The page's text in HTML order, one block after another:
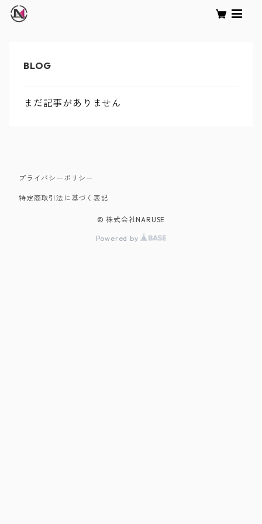
まだ記事がありません
プライバシーポリシー
特定商取引法に基づく表記
© 株式会社NARUSE
Powered by